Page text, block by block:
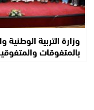
وزارة التربية
بالمتفوقات